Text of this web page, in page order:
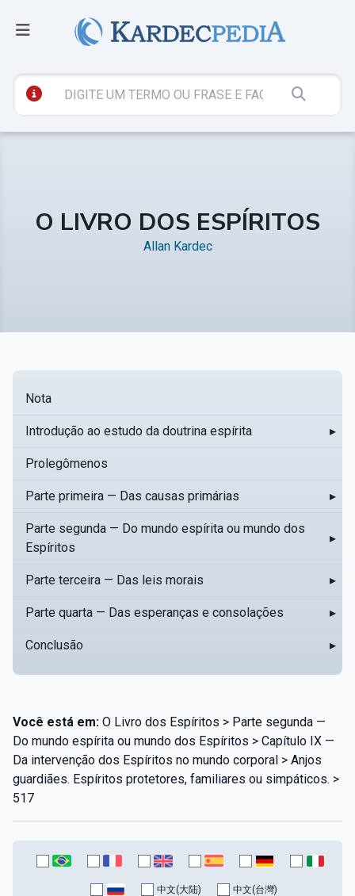
O LIVRO DOS ESPÍRITOS
Allan Kardec
Nota
Introdução ao estudo da doutrina espírita ▸
Prolegômenos
Parte primeira — Das causas primárias ▸
Parte segunda — Do mundo espírita ou mundo dos
Espíritos
▸
Parte terceira — Das leis morais ▸
Parte quarta — Das esperanças e consolações ▸
Conclusão ▸
Você está em: O Livro dos Espíritos > Parte segunda —
Do mundo espírita ou mundo dos Espíritos > Capítulo IX —
Da intervenção dos Espíritos no mundo corporal > Anjos
guardiães. Espíritos protetores, familiares ou simpáticos. >
517
中文(大陆) 中文(台灣)